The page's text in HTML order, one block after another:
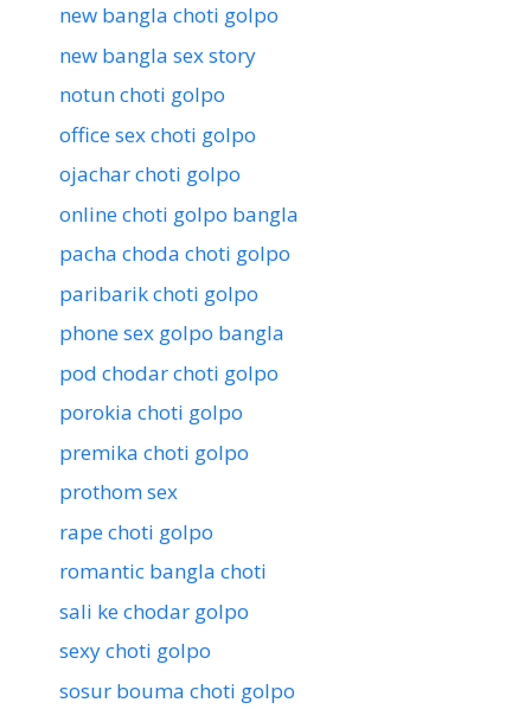
new bangla choti golpo
new bangla sex story
notun choti golpo
office sex choti golpo
ojachar choti golpo
online choti golpo bangla
pacha choda choti golpo
paribarik choti golpo
phone sex golpo bangla
pod chodar choti golpo
porokia choti golpo
premika choti golpo
prothom sex
rape choti golpo
romantic bangla choti
sali ke chodar golpo
sexy choti golpo
sosur bouma choti golpo